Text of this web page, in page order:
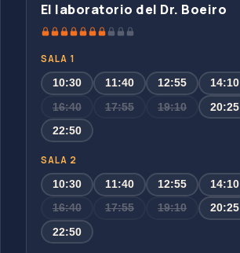
El laboratorio del Dr. Boeiro
SALA 1
10:30 11:40 12:55 14:10
16:40 17:55 19:10 20:25
22:50
SALA 2
10:30 11:40 12:55 14:10
16:40 17:55 19:10 20:25
22:50